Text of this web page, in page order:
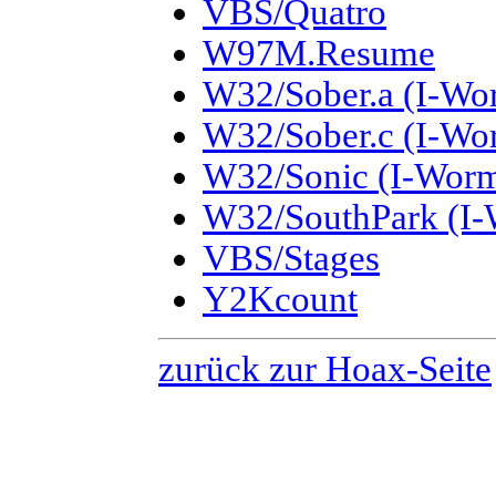
VBS/Quatro
W97M.Resume
W32/Sober.a (I-
W32/Sober.c (I-
W32/Sonic (I-
W32/SouthPark (I-
VBS/Stages
Y2Kcount
zurück zur Hoax-Seite